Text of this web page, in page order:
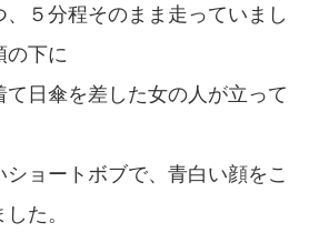
５分程そのまま走っていまし
の下に
日傘を差した女の人が立って
ョートボブで、青白い顔をこ
た。